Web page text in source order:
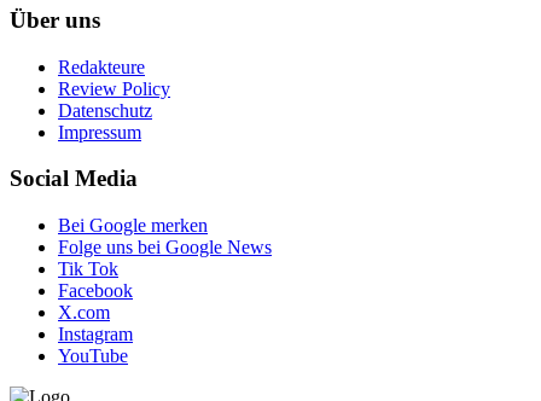
Über uns
Redakteure
Review Policy
Datenschutz
Impressum
Social Media
Bei Google merken
Folge uns bei Google News
Tik Tok
Facebook
X.com
Instagram
YouTube